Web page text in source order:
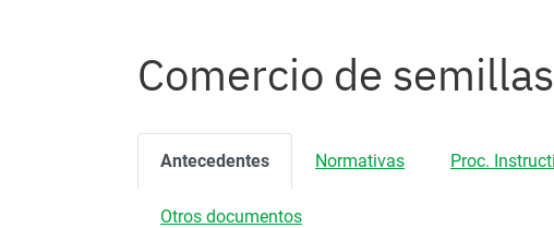
Comercio de
Antecedentes Normativas Proc.
Otros documentos